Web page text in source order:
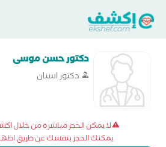
دكتور حسن موسى
دكتور اسنان
لا يمكن الحجز مباشرة من خلال
يمكنك الحجز بنفسك عن طريق اظهار